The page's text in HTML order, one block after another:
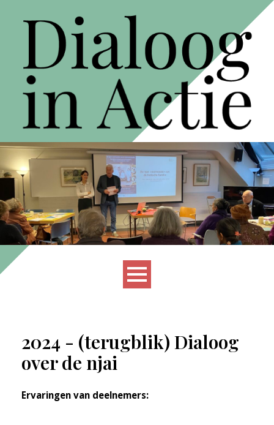
2024 - (terugblik) Dialoog
over de njai
Ervaringen van deelnemers: